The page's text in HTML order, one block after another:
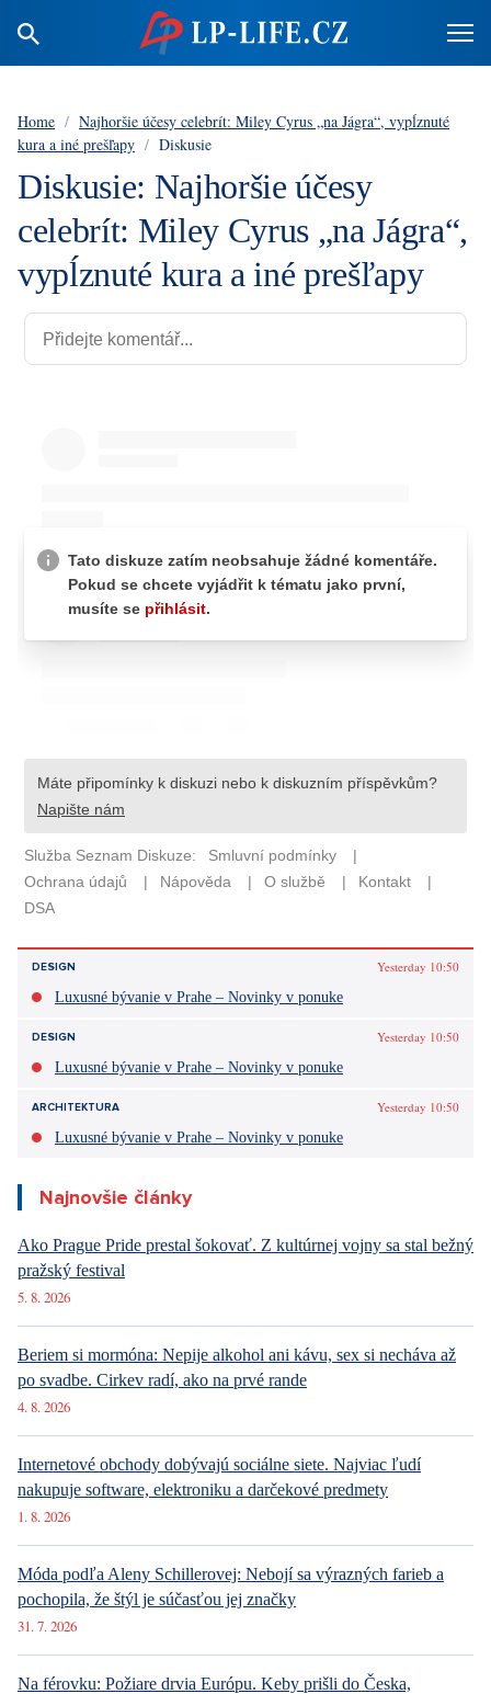
Home / Najhoršie účesy celebrít: Miley Cyrus „na Jágra“, vypĺznuté
kura a iné prešľapy / Diskusie
Diskusie: Najhoršie účesy
celebrít: Miley Cyrus „na Jágra“,
vypĺznuté kura a iné prešľapy
DESIGN
Yesterday 10:50
Luxusné bývanie v Prahe – Novinky v ponuke
DESIGN
Yesterday 10:50
Luxusné bývanie v Prahe – Novinky v ponuke
ARCHITEKTURA
Yesterday 10:50
Luxusné bývanie v Prahe – Novinky v ponuke
Najnovšie články
Ako Prague Pride prestal šokovať. Z kultúrnej vojny sa stal bežný
pražský festival
5. 8. 2026
Beriem si mormóna: Nepije alkohol ani kávu, sex si necháva až
po svadbe. Cirkev radí, ako na prvé rande
4. 8. 2026
Internetové obchody dobývajú sociálne siete. Najviac ľudí
nakupuje software, elektroniku a darčekové predmety
1. 8. 2026
Móda podľa Aleny Schillerovej: Nebojí sa výrazných farieb a
pochopila, že štýl je súčasťou jej značky
31. 7. 2026
Na férovku: Požiare drvia Európu. Keby prišli do Česka,